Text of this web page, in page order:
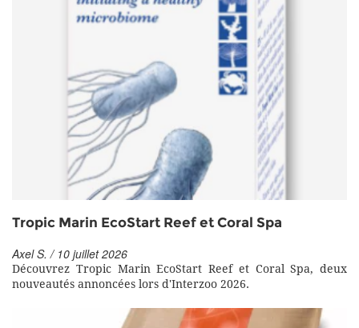
Tropic Marin EcoStart Reef et Coral Spa
Axel S. / 10 juillet 2026
Découvrez Tropic Marin EcoStart Reef et Coral Spa, deux
nouveautés annoncées lors d'Interzoo 2026.